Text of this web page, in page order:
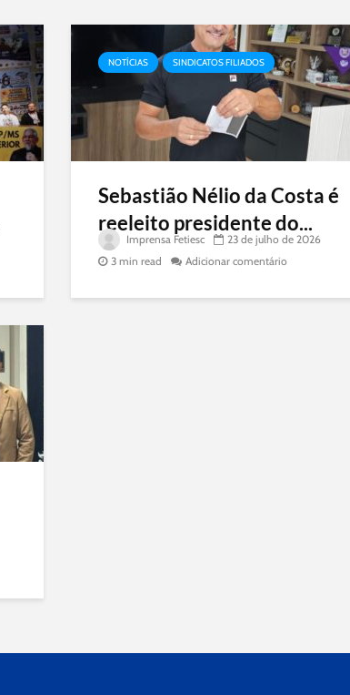
NOTÍCIAS SINDICATOS FILIADOS
Sebastião Nélio da Costa é
reeleito presidente do...
Imprensa Fetiesc
23 de julho de 2026
3 min read
Adicionar comentário